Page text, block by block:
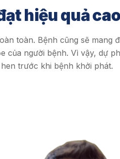
hiệu quả cao
toàn. Bệnh cũng sẽ mang
người bệnh. Vì vậy, dự
trước khi bệnh khởi phát.